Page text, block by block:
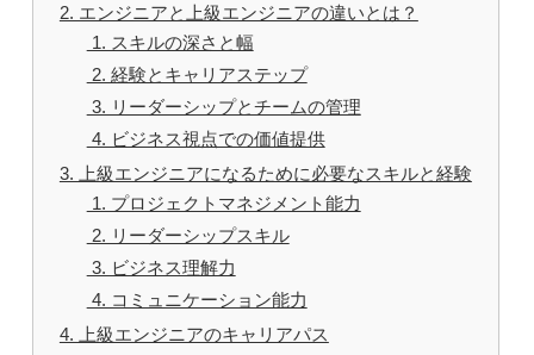
2. エンジニアと上級エンジニアの違いとは？
1. スキルの深さと幅
2. 経験とキャリアステップ
3. リーダーシップとチームの管理
4. ビジネス視点での価値提供
3. 上級エンジニアになるために必要なスキルと経験
1. プロジェクトマネジメント能力
2. リーダーシップスキル
3. ビジネス理解力
4. コミュニケーション能力
4. 上級エンジニアのキャリアパス